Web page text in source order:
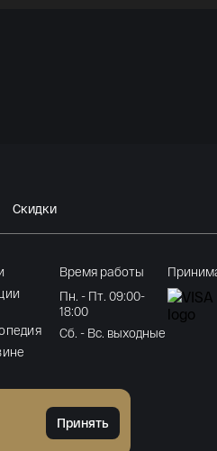
Скидки
Время работы
Пн. - Пт. 09:00-
18:00
Сб. - Вс. выходные
Принять